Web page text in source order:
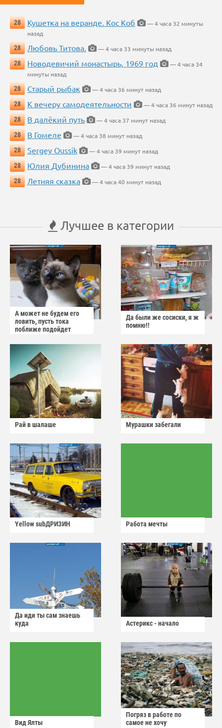
28 Кушетка на веранде. Кос Коб
— 4 часа 32 минуты
назад
28
Любовь Титова.
— 4 часа 33 минуты назад
28
Новодевичий монастырь, 1969 год
— 4 часа 34
минуты назад
28
Старый рыбак
— 4 часа 36 минут назад
28
К вечеру самодеятельности
— 4 часа 36 минут назад
28
В далёкий путь
— 4 часа 37 минут назад
28
В Гомеле
— 4 часа 38 минут назад
28
Sergey Oussik
— 4 часа 39 минут назад
28
Юлия Дубинина
— 4 часа 39 минут назад
28
Летняя сказка — 4 часа 40 минут назад
Лучшее в категории
А может не будем его
ловить, пусть тока
поближе подойдет
Да были же сосиски, я ж
помню!!
Рай в шалаше Мурашки забегали
Yellow subДРИЗИН Работа мечты
Да иди ты сам знаешь
куда
Астерикс - начало
Вид Ялты
Погряз в работе по
самое не хочу